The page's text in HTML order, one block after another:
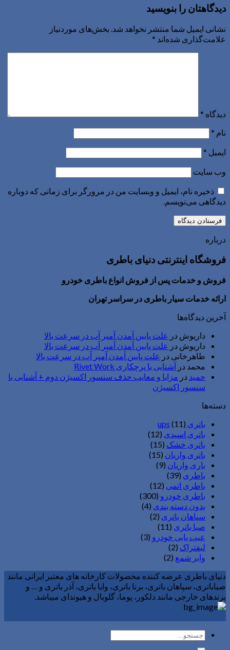
دیدگاهتان را بنویسید
نشانی ایمیل شما منتشر نخواهد شد. بخش‌های موردنیاز
علامت‌گذاری شده‌اند *
دیدگاه *
نام *
ایمیل *
وب‌ سایت
ذخیره نام، ایمیل و وبسایت من در مرورگر برای زمانی که دوباره
دیدگاهی می‌نویسم.
درباره
فروشگاه اینترنتی دنیای باطری
فروش و خدمات پس از فروش انواع باطری خودرو
ارائه خدمات سیار باطری در سراسر تهران
آخرین دیدگاه‌ها
داریوش در علت پایین آمدن آمپر آب در سرعت بالا
داریوش در علت پایین آمدن آمپر آب در سرعت بالا
طاهرخانی در علت پایین آمدن آمپر آب در سرعت بالا
محمد در آشنایی با پرچکاری Rivet Work
حمید در مزایا و معایب حذف سنسور اکسیژن دوم + آشنایی با
سنسور اکسیژن
دسته‌ها
باتری ups (11)
باتری اسیدی (12)
باتری خشک (15)
باتری واریان (15)
باری واریان (9)
باطری (39)
باطری اتمی (12)
باطری خودرو (300)
بدون دسته بندی (4)
سپاهان باتری (2)
صبا باتری (11)
عیب یابی خودرو (3)
لیفتراک (2)
وایر شمع (2)
دنیای باطری عرضه کننده محصولات کارخانه های معتبر ایرانی مانند
صباباتری، سپاهان باتری، برنا باتری، وایا باتری، آذر باتری و … و
برندهای خارجی مانند دلکور، پوما، گلوبال و هیوندای میباشد.
جستجو
برای: